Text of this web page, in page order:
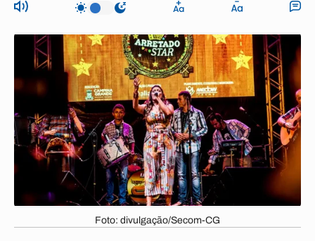
Foto: divulgação/Secom-CG